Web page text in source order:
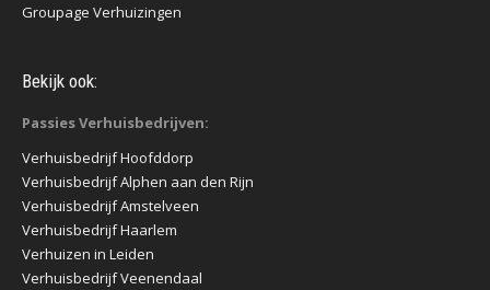
Groupage Verhuizingen
Bekijk ook:
Passies Verhuisbedrijven:
Verhuisbedrijf Hoofddorp
Verhuisbedrijf Alphen aan den Rijn
Verhuisbedrijf Amstelveen
Verhuisbedrijf Haarlem
Verhuizen in Leiden
Verhuisbedrijf Veenendaal